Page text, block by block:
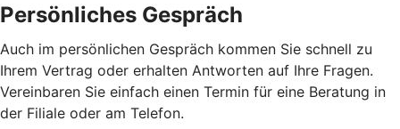
Persönliches Gespräch
Auch im persönlichen Gespräch kommen Sie schnell zu
Ihrem Vertrag oder erhalten Antworten auf Ihre Fragen.
Vereinbaren Sie einfach einen Termin für eine Beratung in
der Filiale oder am Telefon.